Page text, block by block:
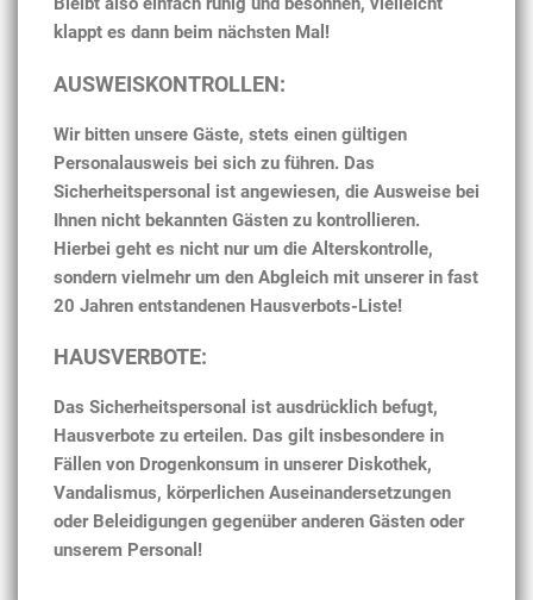
klappt es dann beim nächsten Mal!
AUSWEISKONTROLLEN:
Wir bitten unsere Gäste, stets einen gültigen
Personalausweis bei sich zu führen. Das
Sicherheitspersonal ist angewiesen, die Ausweise bei
Ihnen nicht bekannten Gästen zu kontrollieren.
Hierbei geht es nicht nur um die Alterskontrolle,
sondern vielmehr um den Abgleich mit unserer in fast
20 Jahren entstandenen Hausverbots-Liste!
HAUSVERBOTE:
Das Sicherheitspersonal ist ausdrücklich befugt,
Hausverbote zu erteilen. Das gilt insbesondere in
Fällen von Drogenkonsum in unserer Diskothek,
Vandalismus, körperlichen Auseinandersetzungen
oder Beleidigungen gegenüber anderen Gästen oder
unserem Personal!